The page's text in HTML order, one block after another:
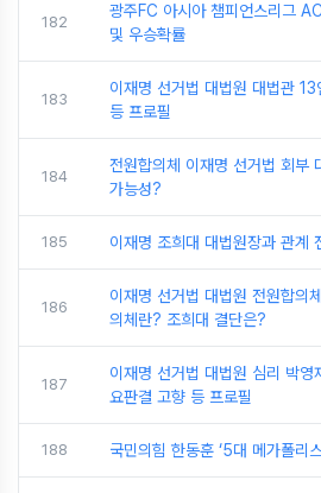
182
광주FC 아시아 챔피언스리그
및 우승확률
183
이재명 선거법 대법원 대법관
등 프로필
184
전원합의체 이재명 선거법 회부
가능성?
185 이재명 조희대 대법원장과 관계
186
이재명 선거법 대법원 전원합의
의체란? 조희대 결단은?
187
이재명 선거법 대법원 심리 박
요판결 고향 등 프로필
188 국민의힘 한동훈 ‘5대 메가폴리